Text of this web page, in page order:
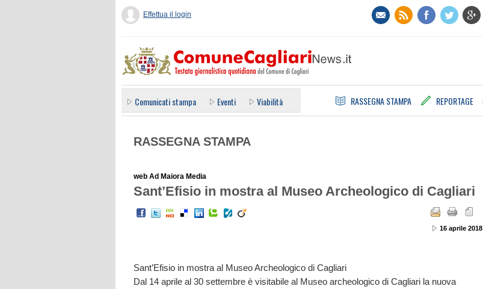
Effettua il login
Comunicati stampa Eventi Viabilità RASSEGNA STAMPA REPORTAGE
RASSEGNA STAMPA
web Ad Maiora Media
Sant’Efisio in mostra al Museo Archeologico di Cagliari
16 aprile 2018
Sant’Efisio in mostra al Museo Archeologico di Cagliari
Dal 14 aprile al 30 settembre è visitabile al Museo archeologico di Cagliari la nuova